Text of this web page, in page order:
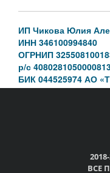
ИП Чикова Юлия
ИНН 346100994840
ОГРНИП
р/с
БИК 044525974 АО
к/с
ВСЕ